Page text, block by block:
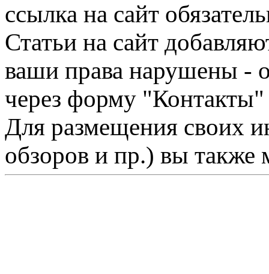
ссылка на сайт
Статьи на сайт
ваши права нарушены -
через форму "Контакты"
Для размещения своих
обзоров и пр.) вы также